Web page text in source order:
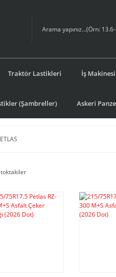
Traktör Lastikleri İş
(Şambreller) Askeri